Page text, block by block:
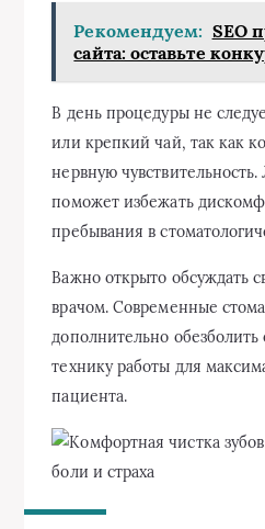
Рекомендуем: SEO
сайта: оставьте
В день процедуры не
или крепкий чай, так как
нервную чувствительность.
поможет избежать
пребывания в
Важно открыто обсуждать
врачом. Современные
дополнительно
технику работы для
пациента.